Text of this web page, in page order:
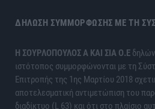
ΔΉΛΩΣΗ ΣΥΜΜΌΡΦΩΣΗΣ ΜΕ ΤΗ
H ΣΟΥΡΛΟΠΟΥΛΟΣ Α ΚΑΙ ΣΙΑ Ο.Ε
ιστότοπος συμμορφώνονται με τη
Επιτροπής της 1ης Μαρτίου 2018
αποτελεσματική αντιμετώπιση του
διαδίκτυο (L 63) και ότι στο πλαίσιο